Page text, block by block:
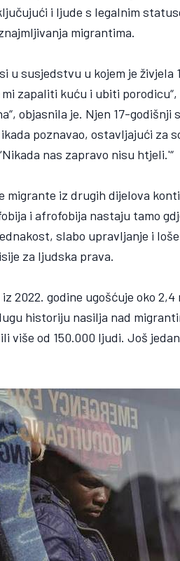
i ljude s legalnim
migrantima.
u susjedstvu u kojem je živjela
zapaliti kuću i ubiti
objasnila je. Njen 17-
poznavao, ostavljajući za
nas zapravo nisu htjeli.'“
migrante iz drugih dijelova
i afrofobija nastaju tamo
slabo upravljanje i
za ljudska prava.
2022. godine ugošćuje oko
historiju nasilja nad
više od 150.000 ljudi. Još